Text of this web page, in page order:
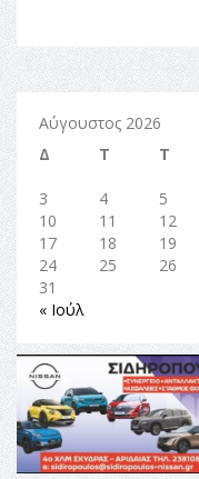
Αύγουστος 2026
Δ
Τ Τ
3
4 5
10
11 12
17
18 19
24
25 26
31
« Ιούλ